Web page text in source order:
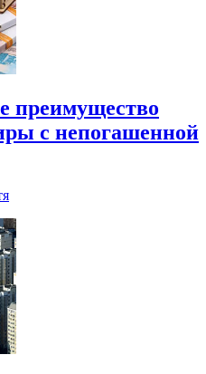
преимущество
с непогашенной